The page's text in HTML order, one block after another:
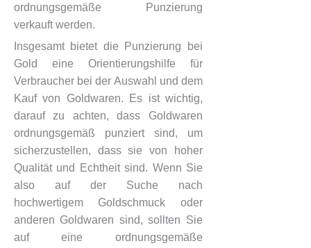
ordnungsgemäße Punzierung
verkauft werden.
Insgesamt bietet die Punzierung bei
Gold eine Orientierungshilfe für
Verbraucher bei der Auswahl und dem
Kauf von Goldwaren. Es ist wichtig,
darauf zu achten, dass Goldwaren
ordnungsgemäß punziert sind, um
sicherzustellen, dass sie von hoher
Qualität und Echtheit sind. Wenn Sie
also auf der Suche nach
hochwertigem Goldschmuck oder
anderen Goldwaren sind, sollten Sie
auf eine ordnungsgemäße